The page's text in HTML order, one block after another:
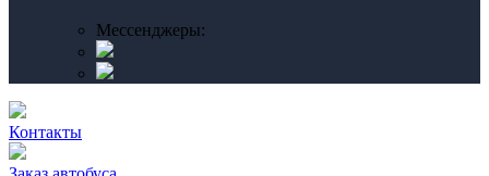
Мессенджеры:
Контакты